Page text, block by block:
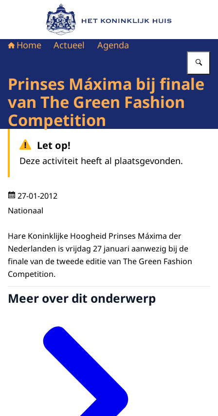
Naar de homepage van Het Koninklijk Huis
Home Actueel Agenda
Prinses Máxima bij finale
van The Green Fashion
Competition
Let op!
Deze activiteit heeft al plaatsgevonden.
27-01-2012
Nationaal
Hare Koninklijke Hoogheid Prinses Máxima der
Nederlanden is vrijdag 27 januari aanwezig bij de
finale van de tweede editie van The Green Fashion
Competition.
Meer over dit onderwerp